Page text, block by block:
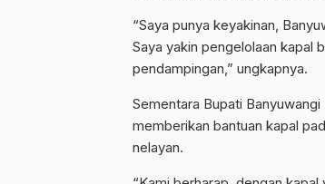
“Saya punya keyakinan,
Saya yakin pengelolaan kapal
pendampingan,” ungkapnya.
Sementara Bupati
memberikan bantuan kapal
nelayan.